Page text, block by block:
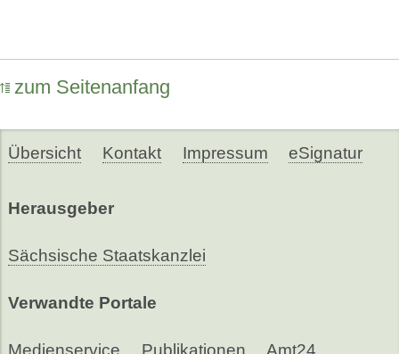
zum Seitenanfang
Übersicht Kontakt Impressum eSignatur
Herausgeber
Sächsische Staatskanzlei
Verwandte Portale
Medienservice Publikationen Amt24